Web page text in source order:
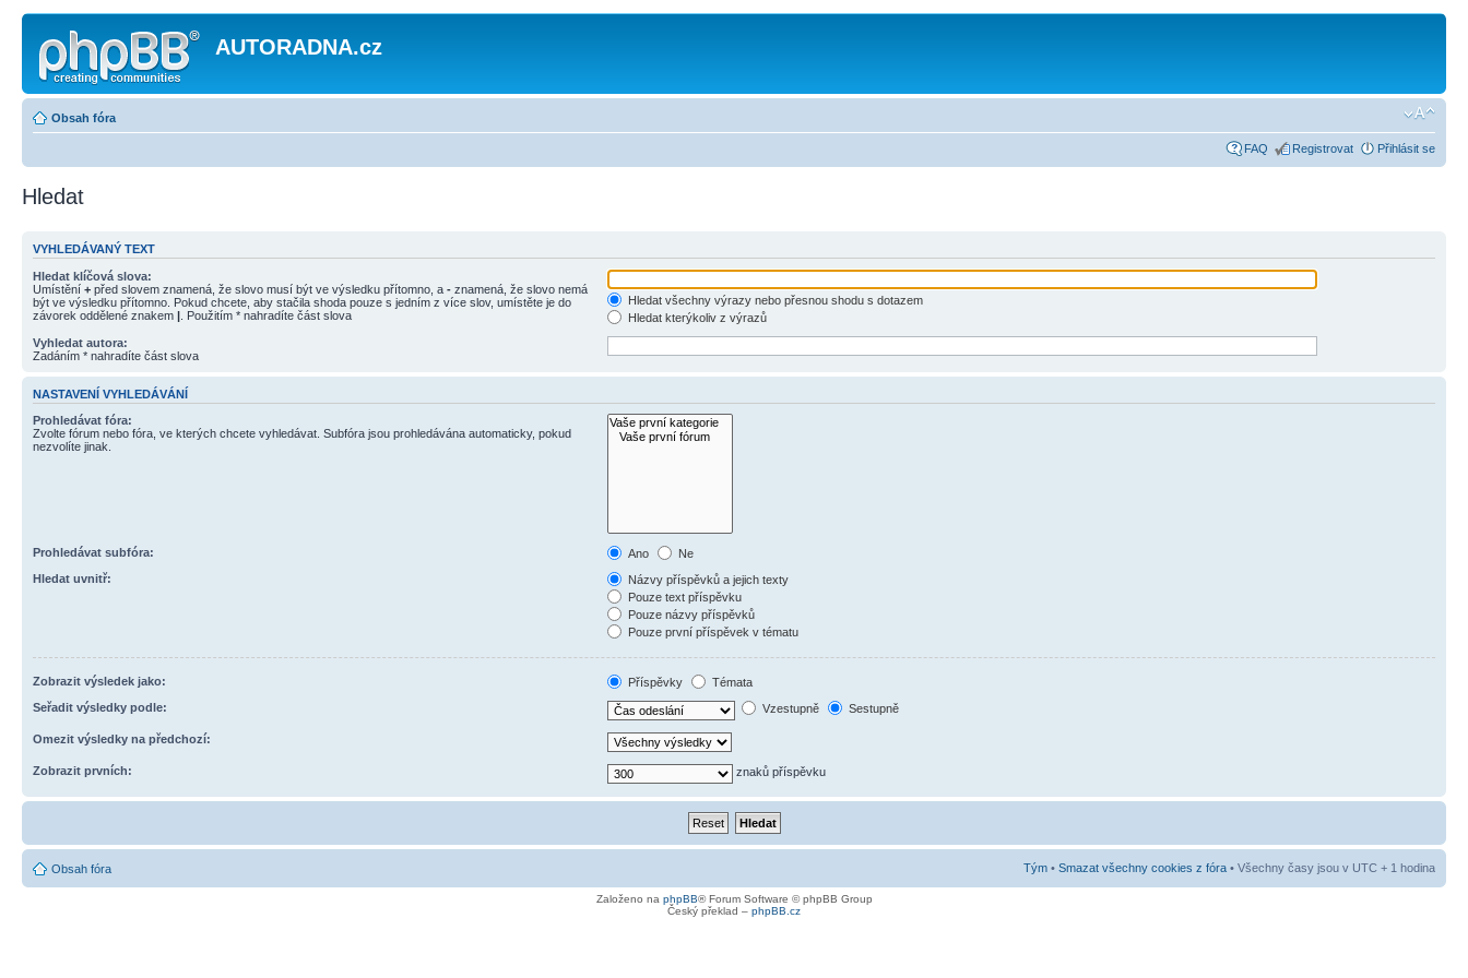
AUTORADNA.cz
Obsah fóra
FAQ Registrovat Přihlásit se
Hledat
VYHLEDÁVANÝ TEXT
Hledat klíčová slova:
Umístění + před slovem znamená, že slovo musí být ve výsledku přítomno, a - znamená, že slovo nemá
být ve výsledku přítomno. Pokud chcete, aby stačila shoda pouze s jedním z více slov, umístěte je do
závorek oddělené znakem | . Použitím * nahradíte část slova
Hledat všechny výrazy nebo přesnou shodu s dotazem
Hledat kterýkoliv z výrazů
Vyhledat autora:
Zadáním * nahradíte část slova
NASTAVENÍ VYHLEDÁVÁNÍ
Prohledávat fóra:
Zvolte fórum nebo fóra, ve kterých chcete vyhledávat. Subfóra jsou prohledávána automaticky, pokud
nezvolíte jinak.
Prohledávat subfóra: Ano
Ne
Hledat uvnitř:
Názvy příspěvků a jejich texty
Pouze text příspěvku
Pouze názvy příspěvků
Pouze první příspěvek v tématu
Zobrazit výsledek jako: Příspěvky
Témata
Seřadit výsledky podle:
Vzestupně Sestupně
Omezit výsledky na předchozí:
Zobrazit prvních: znaků příspěvku
Obsah fóra Tým • Smazat všechny cookies z fóra • Všechny časy jsou v UTC + 1 hodina
Založeno na phpBB® Forum Software © phpBB Group
Český překlad – phpBB.cz